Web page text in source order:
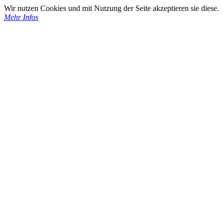
Wir nutzen Cookies und mit Nutzung der Seite akzeptieren sie diese.
Mehr Infos